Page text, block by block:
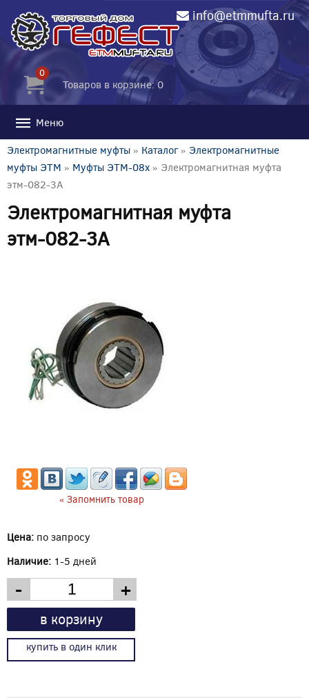
info@etmmufta.ru
0
Товаров в корзине: 0
Меню
Электромагнитные муфты » Каталог» Электромагнитные
муфты ЭТМ » Муфты ЭТМ-08x » Электромагнитная муфта
этм-082-3А
Электромагнитная муфта
этм-082-3А
« Запомнить товар
Цена: по запросу
Наличие: 1-5 дней
- +
в корзину
купить в один клик